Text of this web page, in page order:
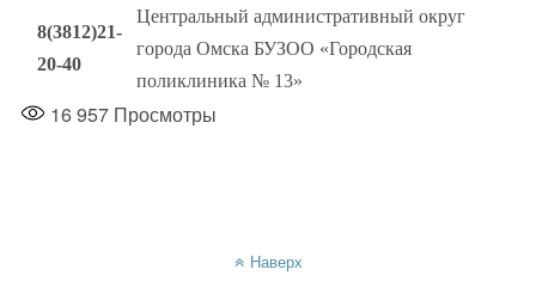
8(3812)21-
20-40
Центральный административный округ
города Омска БУЗОО «Городская
поликлиника № 13»
16 957 Просмотры
Наверх